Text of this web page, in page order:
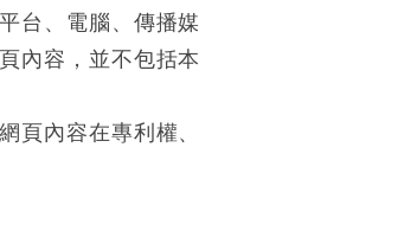
台、電腦、傳播媒
內容，並不包括本
頁內容在專利權、